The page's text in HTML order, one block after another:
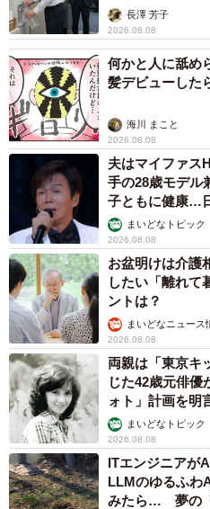
説】長澤 芳子
2026.08.08
何かと人に舐め
髪デビューした
海川 まこと
2026.08.08
夫はマイファス
手の28歳モデル
子ともに健康…
まいどなトピック
2026.08.08
お盆明けは介
したい「離れて
ントは？
まいどなニュース
2026.08.08
両親は「東京
じた42歳元俳優
ォト」計画を
む」まいどなトピック
2026.08.08
ITエンジニアが
LLMのゆるふわ
みたら… 夢の「